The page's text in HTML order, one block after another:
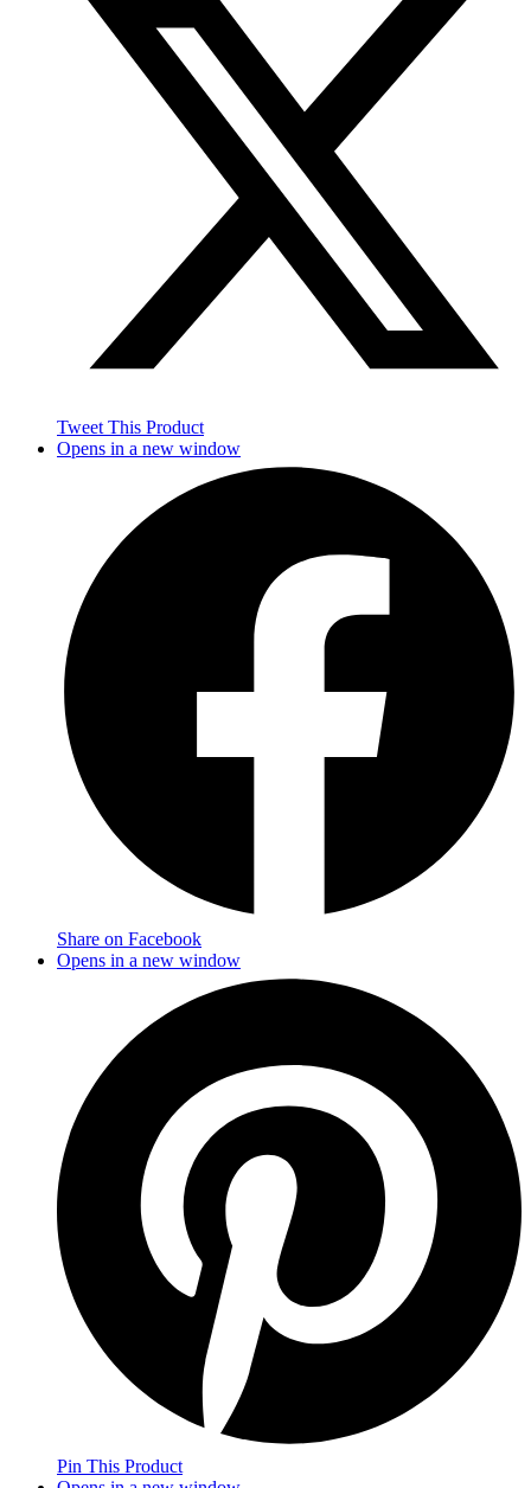
Tweet This Product
Opens in a new window
Share on Facebook
Opens in a new window
Pin This Product